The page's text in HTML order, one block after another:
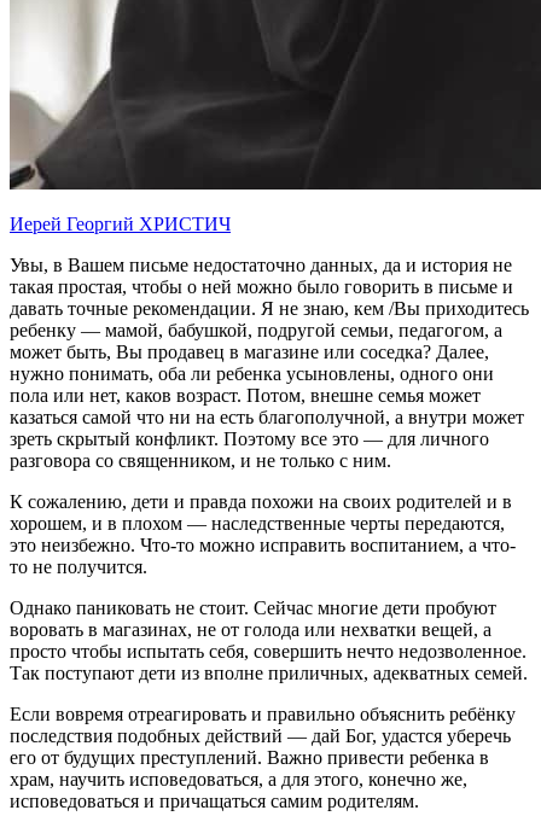
Иерей Георгий ХРИСТИЧ
Увы, в Вашем письме недостаточно данных, да и история не
такая простая, чтобы о ней можно было говорить в письме и
давать точные рекомендации. Я не знаю, кем /Вы приходитесь
ребенку — мамой, бабушкой, подругой семьи, педагогом, а
может быть, Вы продавец в магазине или соседка? Далее,
нужно понимать, оба ли ребенка усыновлены, одного они
пола или нет, каков возраст. Потом, внешне семья может
казаться самой что ни на есть благополучной, а внутри может
зреть скрытый конфликт. Поэтому все это — для личного
разговора со священником, и не только с ним.
К сожалению, дети и правда похожи на своих родителей и в
хорошем, и в плохом — наследственные черты передаются,
это неизбежно. Что-то можно исправить воспитанием, а что-
то не получится.
Однако паниковать не стоит. Сейчас многие дети пробуют
воровать в магазинах, не от голода или нехватки вещей, а
просто чтобы испытать себя, совершить нечто недозволенное.
Так поступают дети из вполне приличных, адекватных семей.
Если вовремя отреагировать и правильно объяснить ребёнку
последствия подобных действий — дай Бог, удастся уберечь
его от будущих преступлений. Важно привести ребенка в
храм, научить исповедоваться, а для этого, конечно же,
исповедоваться и причащаться самим родителям.